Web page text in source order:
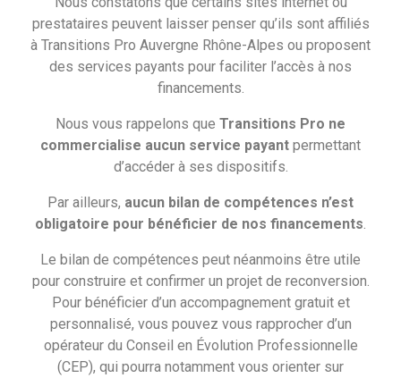
Témoignages Heureux Reconvertis – Témoignage de Kevin
D’agent de production cariste à ramoneur fumiste
https://youtu.be/z9P22q1LE4c?si=rF_4Kn_WtJxO607H
RECEVEZ NOS DERNIÈRES
INFORMATIONS
Découvrez les derniers articles de notre
blog
prestataires peuvent laisser penser qu’ils sont affiliés
à Transitions Pro Auvergne Rhône-Alpes ou proposent
des services payants pour faciliter l’accès à nos
financements.
Nous vous rappelons que Transitions Pro ne
commercialise aucun service payant permettant
d’accéder à ses dispositifs.
Par ailleurs, aucun bilan de compétences n’est
obligatoire pour bénéficier de nos financements
Le bilan de compétences peut néanmoins être utile
pour construire et confirmer un projet de reconversion.
Pour bénéficier d’un accompagnement gratuit et
personnalisé, vous pouvez vous rapprocher d’un
opérateur du Conseil en Évolution Professionnelle
(CEP), qui pourra notamment vous orienter sur